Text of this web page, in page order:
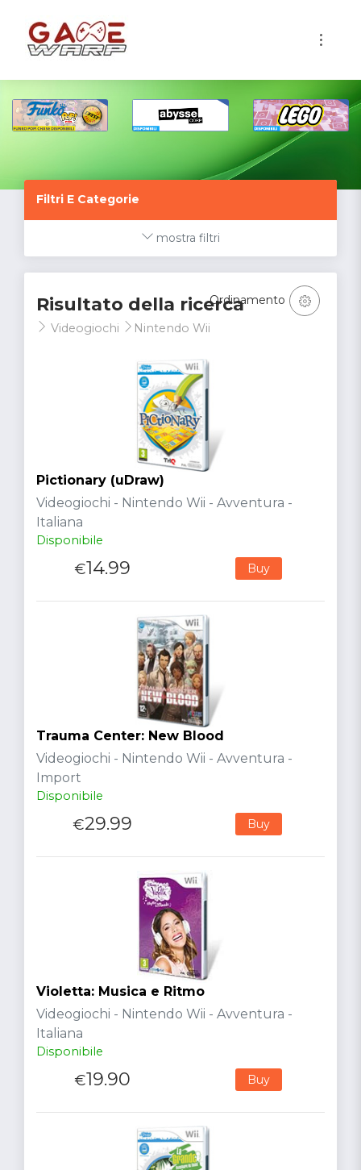
Filtri E Categorie
mostra filtri
Risultato della ricerca
Videogiochi Nintendo Wii
Ordinamento
Pictionary (uDraw)
Videogiochi - Nintendo Wii - Avventura -
Italiana
Disponibile
€14.99 Buy
Trauma Center: New Blood
Videogiochi - Nintendo Wii - Avventura -
Import
Disponibile
€29.99 Buy
Violetta: Musica e Ritmo
Videogiochi - Nintendo Wii - Avventura -
Italiana
Disponibile
€19.90 Buy